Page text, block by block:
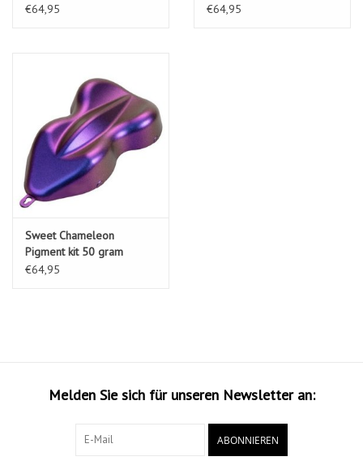
€64,95
€64,95
Sweet Chameleon
Pigment kit 50 gram
€64,95
Melden Sie sich für unseren Newsletter an:
ABONNIEREN